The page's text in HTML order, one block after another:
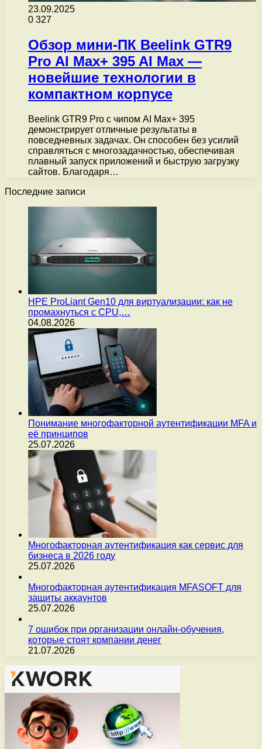
23.09.2025
0 327
Обзор мини-ПК Beelink GTR9
Pro AI Max+ 395 AI Max —
новейшие технологии в
компактном корпусе
Beelink GTR9 Pro с чипом AI Max+ 395
демонстрирует отличные результаты в
повседневных задачах. Он способен без усилий
справляться с многозадачностью, обеспечивая
плавный запуск приложений и быструю загрузку
сайтов. Благодаря…
Последние записи
HPE ProLiant Gen10 для виртуализации: как не
промахнуться с CPU,…
04.08.2026
Понимание многофакторной аутентификации MFA и
её принципов
25.07.2026
Многофакторная аутентификация как сервис для
бизнеса в 2026 году
25.07.2026
Многофакторная аутентификация MFASOFT для
защиты аккаунтов
25.07.2026
7 ошибок при организации онлайн-обучения,
которые стоят компании денег
21.07.2026